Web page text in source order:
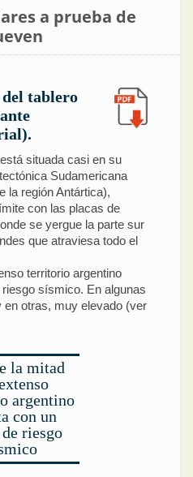
a prueba de
tablero
situada casi en su
Sudamericana
la región Antártica),
con las placas de
se yergue la parte sur
que atraviesa todo el
territorio argentino
sísmico. En algunas
en otras, muy elevado (ver
la mitad
argentino
con un
riesgo